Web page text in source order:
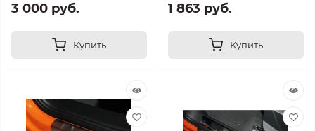
3 000 руб.
Купить
1 863 руб.
Купить